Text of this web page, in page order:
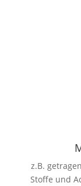
z.B.
Stoffe und